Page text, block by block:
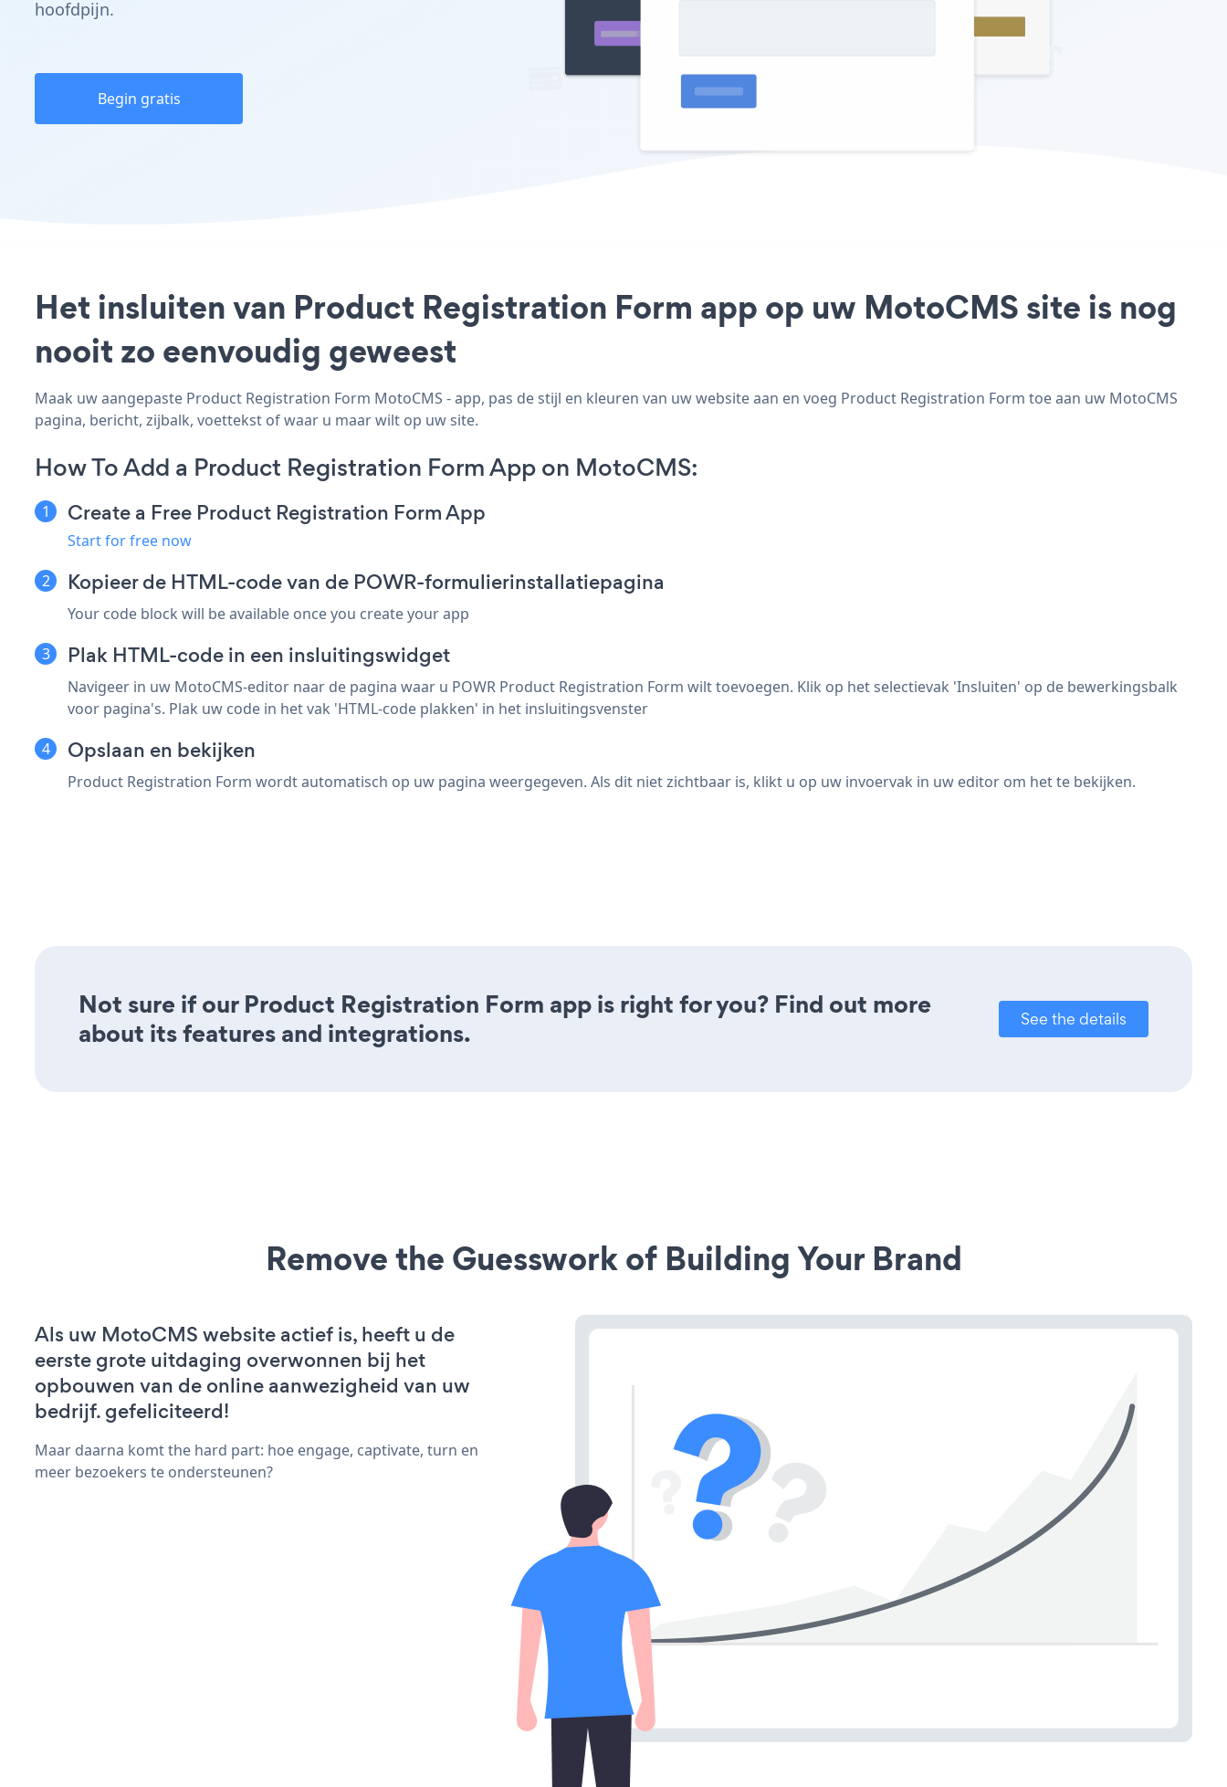
hoofdpijn.
Begin gratis
Het insluiten van Product Registration Form app op uw MotoCMS site is nog
nooit zo eenvoudig geweest
Maak uw aangepaste Product Registration Form MotoCMS - app, pas de stijl en kleuren van uw website aan en voeg Product Registration Form toe aan uw MotoCMS
pagina, bericht, zijbalk, voettekst of waar u maar wilt op uw site.
How To Add a Product Registration Form App on MotoCMS:
Create a Free Product Registration Form App
Start for free now
Kopieer de HTML-code van de POWR-formulierinstallatiepagina
Your code block will be available once you create your app
Plak HTML-code in een insluitingswidget
Navigeer in uw MotoCMS-editor naar de pagina waar u POWR Product Registration Form wilt toevoegen. Klik op het selectievak 'Insluiten' op de bewerkingsbalk
voor pagina's. Plak uw code in het vak 'HTML-code plakken' in het insluitingsvenster
Opslaan en bekijken
Product Registration Form wordt automatisch op uw pagina weergegeven. Als dit niet zichtbaar is, klikt u op uw invoervak in uw editor om het te bekijken.
Not sure if our Product Registration Form app is right for you? Find out more
about its features and integrations.
See the details
Remove the Guesswork of Building Your Brand
Als uw MotoCMS website actief is, heeft u de
eerste grote uitdaging overwonnen bij het
opbouwen van de online aanwezigheid van uw
bedrijf. gefeliciteerd!
Maar daarna komt the hard part: hoe engage, captivate, turn en
meer bezoekers te ondersteunen?